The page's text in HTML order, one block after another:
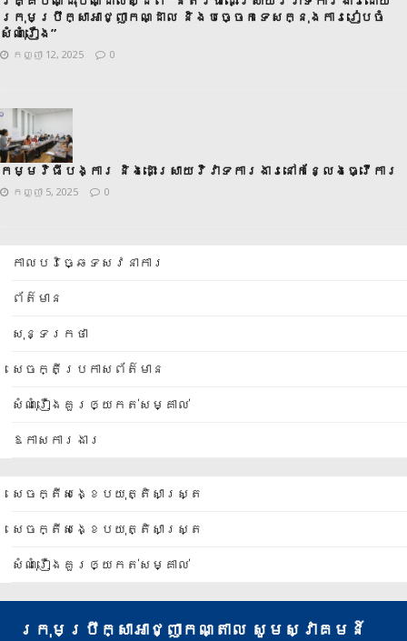
ក្រុមប្រឹក្សាអាជ្ញាកណ្ដាល និងបច្ចេកទេសក្នុងការរៀបចំ
សំណុំរឿង”
កញ្ញា 12, 2025 0
កម្មវិធីបង្ការ និងដោះស្រាយវិវាទការងារនៅកន្លែងធ្វើការ
កញ្ញា 5, 2025 0
កាលបរិច្ឆេទសវនាការ
ព័ត៌មាន
សុន្ទរកថា
សេចក្តីប្រកាសព័ត៌មាន
សំណុំរឿងគួរឲ្យកត់សម្គាល់
ឱកាសការងារ
សេចក្តីសង្ខេបយុត្តិសាស្ត្រ
សេចក្តីសង្ខេបយុត្តិសាស្ត្រ
សំណុំរឿងគួរឲ្យកត់សម្គាល់
ក្រុមប្រឹក្សាអាជ្ញាកណ្តាល សូមស្វាគមន៍